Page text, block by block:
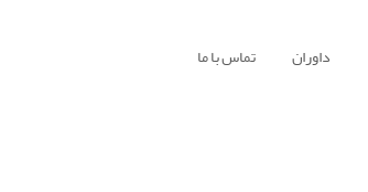
داوران تماس با ما